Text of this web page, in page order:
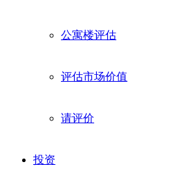
公寓楼评估
评估市场价值
请评价
投资